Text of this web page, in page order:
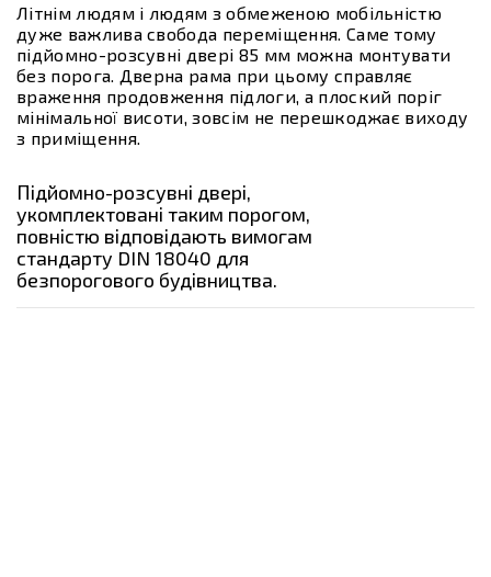
Літнім людям і людям з обмеженою мобільністю
дуже важлива свобода переміщення. Саме тому
підйомно-розсувні двері 85 мм можна монтувати
без порога. Дверна рама при цьому справляє
враження продовження підлоги, а плоский поріг
мінімальної висоти, зовсім не перешкоджає виходу
з приміщення.
Підйомно-розсувні двері,
укомплектовані таким порогом,
повністю відповідають вимогам
стандарту DIN 18040 для
безпорогового будівництва.